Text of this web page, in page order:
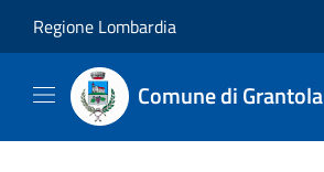
Regione Lombardia
Comune di Grantola